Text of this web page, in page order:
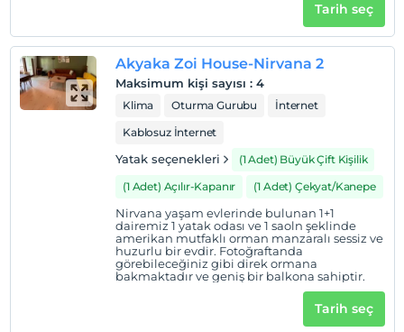
Tarih seç
Akyaka Zoi House-Nirvana 2
Maksimum kişi sayısı : 4
Klima Oturma Gurubu
İnternet
Kablosuz İnternet
Yatak seçenekleri
(1 Adet) Büyük Çift Kişilik
(1 Adet) Açılır-Kapanır
(1 Adet) Çekyat/Kanepe
Nirvana yaşam evlerinde bulunan 1+1
dairemiz 1 yatak odası ve 1 saoln şeklinde
amerikan mutfaklı orman manzaralı sessiz ve
huzurlu bir evdir. Fotoğraftanda
görebileceğiniz gibi direk ormana
bakmaktadır ve geniş bir balkona sahiptir.
Tarih seç